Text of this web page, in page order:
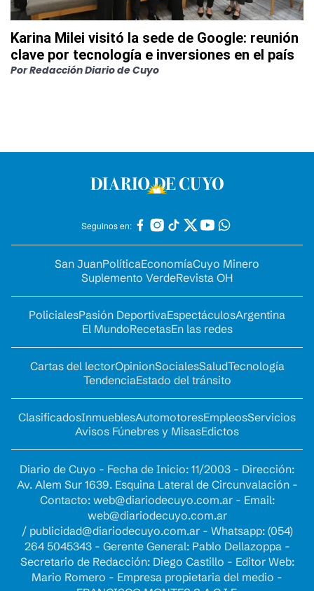
Karina Milei visitó la sede de Google: reunión
clave por tecnología e inversiones en el país
PorRedacción Diario de Cuyo
Seguinos en:
San JuanPolíticaEconomíaCuyo Minero
Suplemento VerdeRevista OH
PolicialesPasión DeportivaEspectáculosArgentina
El MundoRecetasEn las redes
Cartas del lectorOpinionSocialesSaludTecnología
TendenciaEstado del tránsito
ClasificadosInmueblesAutomotoresEmpleosServicios
Avisos Fúnebres y MisasEdictos
Diario de Cuyo - Fecha de Inicio: 11/2003 - Dirección:
Av. Alem Sur 1639. Esquina Lateral de Circunvalación -
Contacto: web@diariodecuyo.com.ar- Email:
web@diariodecuyo.com.ar
/ publicidad@diariodecuyo.com.ar- Whatsapp: (054)
264 5045343 - Gerente General: Pablo Dellazoppa -
Secretario de Redacción: Diego Castillo - Editor Web:
Mario Romero - Empresa propietaria del medio -